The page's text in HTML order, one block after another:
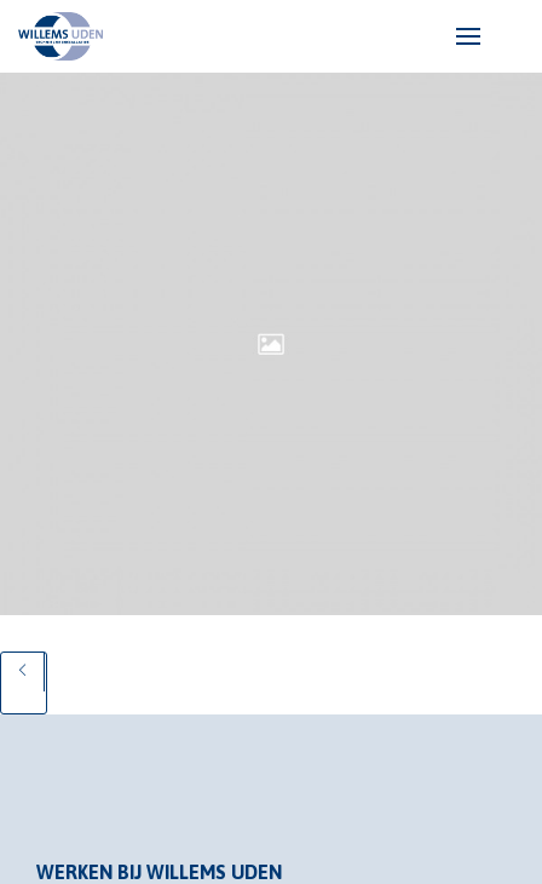
WERKEN BIJ WILLEMS UDEN